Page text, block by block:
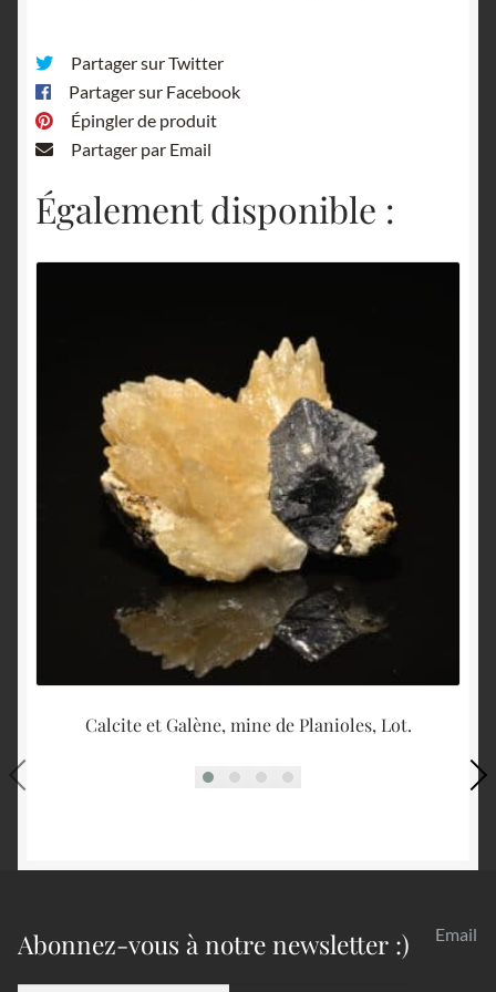
Partager sur Twitter
Partager sur Facebook
Épingler de produit
Partager par Email
Également disponible :
Calcite et Galène, mine de Planioles, Lot.
Abonnez-vous à notre newsletter :) Email